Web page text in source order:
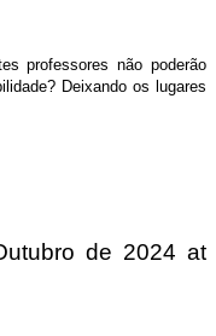
professores não poderão
Deixando os lugares
de 2024at